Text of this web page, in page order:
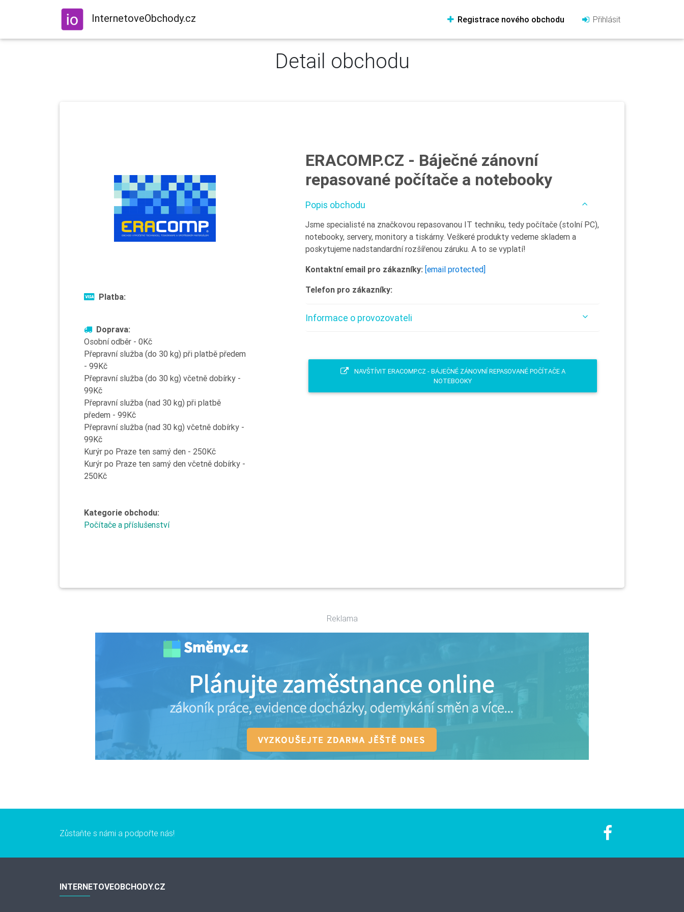
InternetoveObchody.cz Registrace nového obchodu Přihlásit
Detail obchodu
Platba:
Doprava:
Osobní odběr - 0Kč
Přepravní služba (do 30 kg) při platbě předem
- 99Kč
Přepravní služba (do 30 kg) včetně dobírky -
99Kč
Přepravní služba (nad 30 kg) při platbě
předem - 99Kč
Přepravní služba (nad 30 kg) včetně dobírky -
99Kč
Kurýr po Praze ten samý den - 250Kč
Kurýr po Praze ten samý den včetně dobírky -
250Kč
Kategorie obchodu:
Počítače a příslušenství
ERACOMP.CZ - Báječné zánovní
repasované počítače a notebooky
Popis obchodu
Jsme specialisté na značkovou repasovanou IT techniku, tedy počítače (stolní PC),
notebooky, servery, monitory a tiskárny. Veškeré produkty vedeme skladem a
poskytujeme nadstandardní rozšířenou záruku. A to se vyplatí!
Kontaktní email pro zákazníky: [email protected]
Telefon pro zákazníky:
Informace o provozovateli
NAVŠTÍVIT ERACOMP.CZ - BÁJEČNÉ ZÁNOVNÍ REPASOVANÉ POČÍTAČE A
NOTEBOOKY
Reklama
Zůstaňte s námi a podpořte nás!
INTERNETOVEOBCHODY.CZ